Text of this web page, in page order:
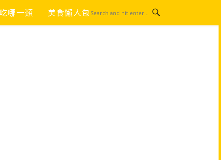
哪一類 美食懶人包